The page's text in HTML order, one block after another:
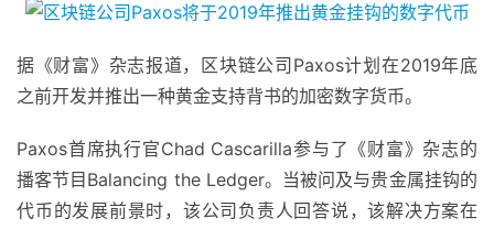
据《财富》杂志报道，区块链公司Paxos计划在2019年底
之前开发并推出一种黄金支持背书的加密数字货币。
Paxos首席执行官Chad Cascarilla参与了《财富》杂志的
播客节目Balancing the Ledger。当被问及与贵金属挂钩的
代币的发展前景时，该公司负责人回答说，该解决方案在